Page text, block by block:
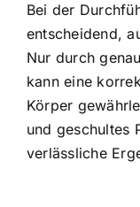
Bei der
entscheidend,
Nur durch
kann eine
Körper
und geschultes
verlässliche